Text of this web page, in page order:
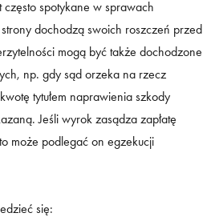
spotykane w sprawach
dochodzą swoich roszczeń przed
mogą być także dochodzone
np. gdy sąd orzeka na rzecz
tytułem naprawienia szkody
Jeśli wyrok zasądza zapłatę
może podlegać on egzekucji
się: